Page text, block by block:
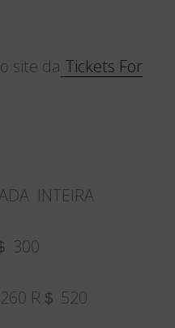
site da Tickets For
INTEIRA
300
R＄ 520